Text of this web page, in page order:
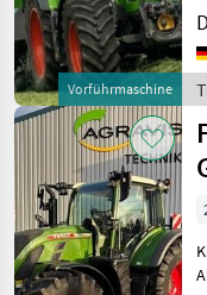
Alle 48
anzeigen
MODELL
1050
Vario
1050
Vario
ProfiPlus
Vorführmaschine